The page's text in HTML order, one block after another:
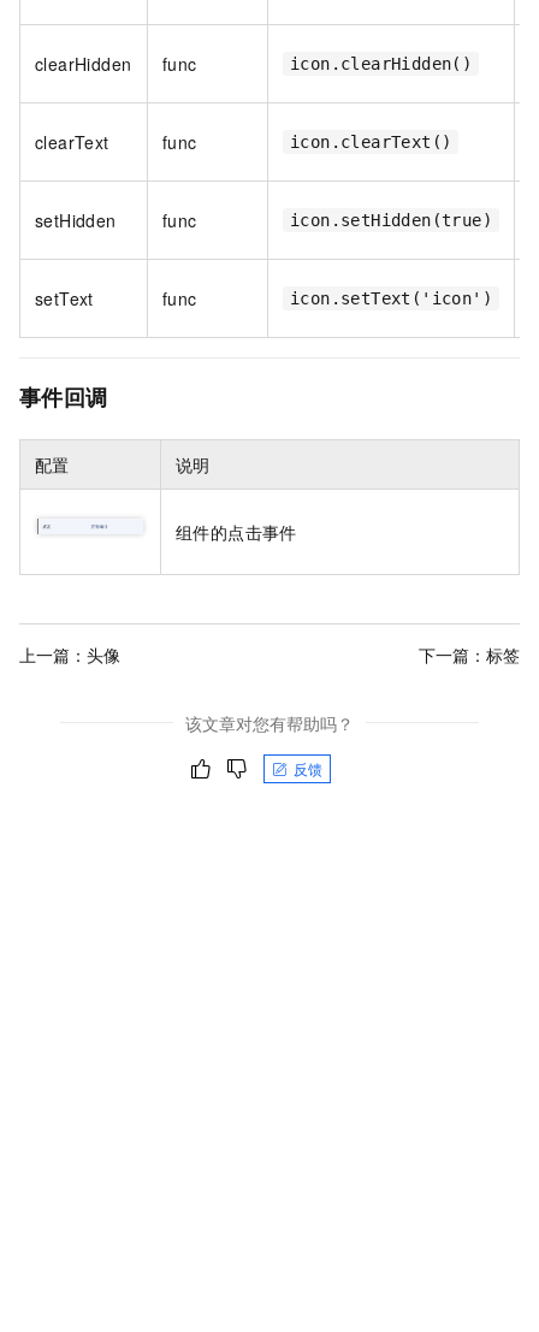
clearHidden func icon.clearHidden()
clearText func icon.clearText()
setHidden func icon.setHidden(true)
setText func icon.setText('icon')
事件回调
配置 说明
组件的点击事件
上一篇： 头像 下一篇： 标签
该文章对您有帮助吗？
反馈